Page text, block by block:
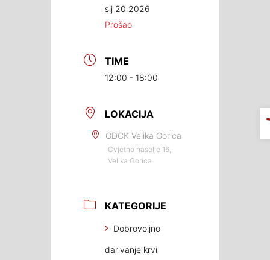
sij 20 2026
Prošao
TIME
12:00 - 18:00
LOKACIJA
GDCK Velika Gorica
Cvjetno naselje 16,
Velika Gorica
KATEGORIJE
Dobrovoljno
darivanje krvi